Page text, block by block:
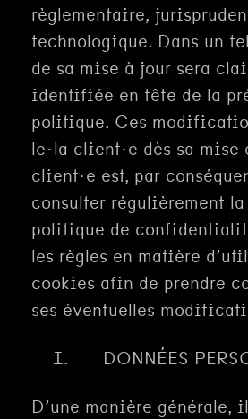
règlementaire,
technologique. Dans un
de sa mise à jour sera
identifiée en tête de la
politique. Ces
le·la client·e dès sa mise
client·e est, par
consulter régulièrement
politique de
les règles en matière
cookies afin de prendre
ses éventuelles
I. DONNÉES
D’une manière générale,